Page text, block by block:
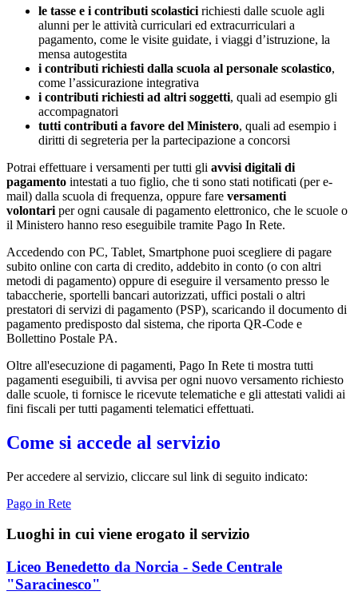
le tasse e i contributi scolastici richiesti dalle scuole agli
alunni per le attività curriculari ed extracurriculari a
pagamento, come le visite guidate, i viaggi d’istruzione, la
mensa autogestita
i contributi richiesti dalla scuola al personale scolastico,
come l’assicurazione integrativa
i contributi richiesti ad altri soggetti, quali ad esempio gli
accompagnatori
tutti contributi a favore del Ministero, quali ad esempio i
diritti di segreteria per la partecipazione a concorsi
Potrai effettuare i versamenti per tutti gli avvisi digitali di
pagamento intestati a tuo figlio, che ti sono stati notificati (per e-
mail) dalla scuola di frequenza, oppure fare versamenti
volontari per ogni causale di pagamento elettronico, che le scuole o
il Ministero hanno reso eseguibile tramite Pago In Rete.
Accedendo con PC, Tablet, Smartphone puoi scegliere di pagare
subito online con carta di credito, addebito in conto (o con altri
metodi di pagamento) oppure di eseguire il versamento presso le
tabaccherie, sportelli bancari autorizzati, uffici postali o altri
prestatori di servizi di pagamento (PSP), scaricando il documento di
pagamento predisposto dal sistema, che riporta QR-Code e
Bollettino Postale PA.
Oltre all'esecuzione di pagamenti, Pago In Rete ti mostra tutti
pagamenti eseguibili, ti avvisa per ogni nuovo versamento richiesto
dalle scuole, ti fornisce le ricevute telematiche e gli attestati validi ai
fini fiscali per tutti pagamenti telematici effettuati.
Come si accede al servizio
Per accedere al servizio, cliccare sul link di seguito indicato:
Pago in Rete
Luoghi in cui viene erogato il servizio
Liceo Benedetto da Norcia - Sede Centrale
"Saracinesco"